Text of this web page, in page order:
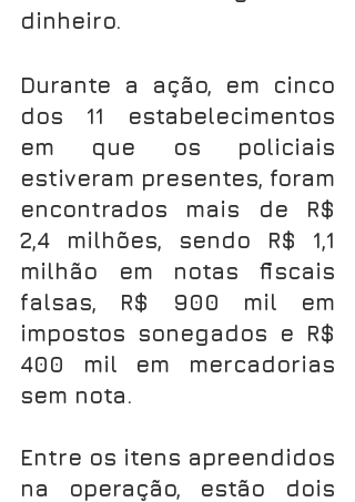
dinheiro.
Durante a ação, em cinco
dos 11 estabelecimentos
em que os policiais
estiveram presentes, foram
encontrados mais de R$
2,4 milhões, sendo R$ 1,1
milhão em notas fiscais
falsas, R$ 900 mil em
impostos sonegados e R$
400 mil em mercadorias
sem nota.
Entre os itens apreendidos
na operação, estão dois